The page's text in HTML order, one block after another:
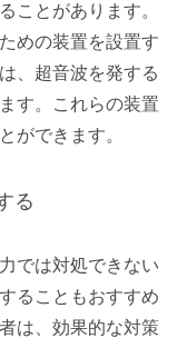
ことがあります。
めの装置を設置す
、超音波を発する
す。これらの装置
ができます。
る
では対処できない
ることもおすすめ
は、効果的な対策